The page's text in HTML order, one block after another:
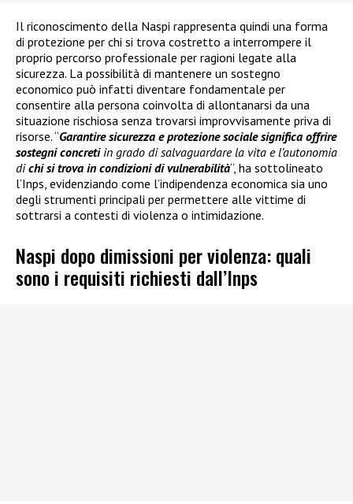
Il riconoscimento della Naspi rappresenta quindi una forma
di protezione per chi si trova costretto a interrompere il
proprio percorso professionale per ragioni legate alla
sicurezza. La possibilità di mantenere un sostegno
economico può infatti diventare fondamentale per
consentire alla persona coinvolta di allontanarsi da una
situazione rischiosa senza trovarsi improvvisamente priva di
risorse. “Garantire sicurezza e protezione sociale significa offrire
sostegni concretiin grado di salvaguardare la vita e l’autonomia
dichi si trova in condizioni di vulnerabilità“, ha sottolineato
l’Inps, evidenziando come l’indipendenza economica sia uno
degli strumenti principali per permettere alle vittime di
sottrarsi a contesti di violenza o intimidazione.
Naspi dopo dimissioni per violenza: quali
sono i requisiti richiesti dall’Inps